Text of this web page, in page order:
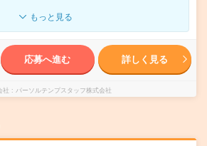
もっと見る
応募へ進む 詳しく見る
社 パーソルテンプスタッフ株式会社